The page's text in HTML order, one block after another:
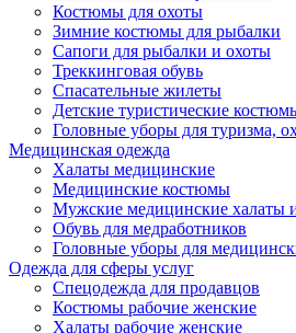
Костюмы для охоты
Зимние костюмы для рыбалки
Сапоги для рыбалки и охоты
Треккинговая обувь
Спасательные жилеты
Детские туристические
Головные уборы для туризма,
Медицинская одежда
Халаты медицинские
Медицинские костюмы
Мужские медицинские халаты
Обувь для медработников
Головные уборы для
Одежда для сферы услуг
Спецодежда для продавцов
Костюмы рабочие женские
Халаты рабочие женские